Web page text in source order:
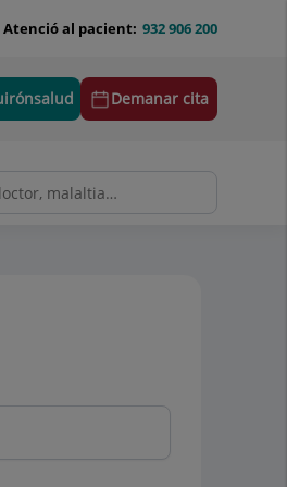
932 906 200
Atenció al pacient:
Demanar cita